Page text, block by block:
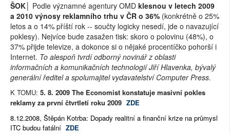
ŠOK│ Podle významné agentury OMD klesnou v letech 2009
a 2010 výnosy reklamního trhu v ČR o 36% (konkrétně o 25%
letos a o 14% příští rok -- součty logicky nesedí, jde o navazující
poklesy). Nejvíce bude zasažen tisk: skoro o polovinu (48%), o
37% přijde televize, a dokonce si o nějaké procentíčko pohorší i
Internet. To alespoň tvrdí odborný novinář z oblasti
informačních a komunikačních technologií Jiří Hlavenka, bývalý
generální ředitel a spolumajitel vydavatelství Computer Press.
K TOMU: 5. 8. 2009 The Economist konstatuje masivní pokles
reklamy za první čtvrtletí roku 2009 ZDE
8.12.2008, Štěpán Kotrba: Dopady realitní a finanční krize na průmysl
ITC budou fatální ZDE